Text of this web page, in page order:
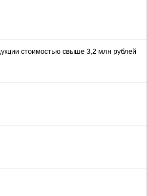
стоимостью свыше 3,2 млн рублей